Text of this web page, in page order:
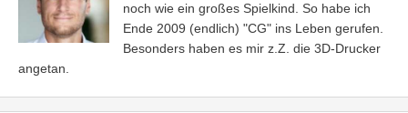
noch wie ein großes Spielkind. So habe ich
Ende 2009 (endlich) "CG" ins Leben gerufen.
Besonders haben es mir z.Z. die 3D-Drucker
angetan.